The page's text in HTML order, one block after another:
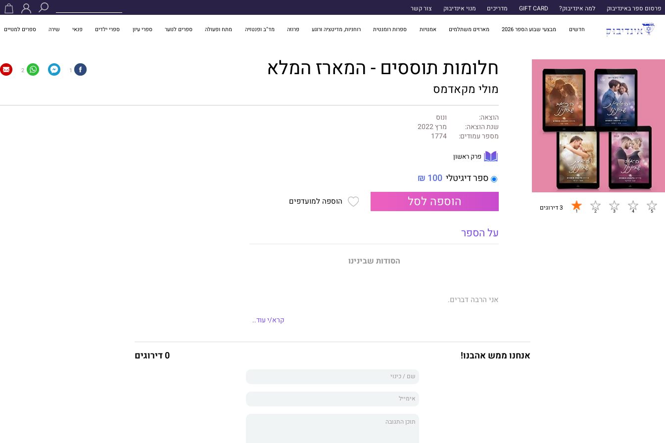
פרסום ספר באינדיבוק למה אינדיבוק? GIFT CARD מדריכים מנוי אינדיבוק צור קשר
חדשים מבצעי שבוע הספר 2026 מארזים משתלמים אמנויות ספרות רומנטית רוחניות, מדיטציה ורוגע פרוזה מד"ב ופנטזיה מתח ופעולה ספרים לנוער ספרי עיון ספרי ילדים פנאי שירה ספרים למנויים
3 דירוגים
חלומות תוססים - המארז המלא 1
2
מולי מקאדמס
הוצאה:
ונוס
שנת הוצאה:
מרץ 2022
מספר עמודים:
1774
פרק ראשון
ספר דיגיטלי 100 ₪
הוספה לסל הוספה למועדפים
על הספר
הסודות שבינינו
אני הרבה דברים.
הדיקסון הצעיר ביותר. איש התחזוקה של העיירה. השיפוצניק הטוב ביותר שיהיה
אבל דבר אחד אני לא. הבחור שמתאהב.
וההתמכרות שלה לקפאין, היא מושכת אליה את תשומת הלב של כולם.
והיא מעמידה בפניי דרישה פשוטה – אל תתאהב.
קרא/י עוד..
אנחנו ממש אהבנו! 0 דירוגים